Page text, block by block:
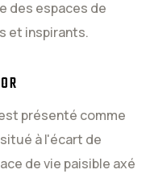
des espaces de
et inspirants.
présenté comme
à l'écart de
de vie paisible axé